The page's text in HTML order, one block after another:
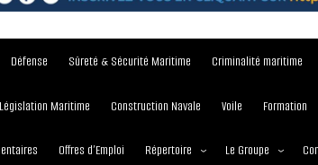
Défense Sûreté & Sécurité Maritime Criminalité maritime
Législation Maritime Construction Navale Voile Formation
Offres d’Emploi Répertoire Le Groupe